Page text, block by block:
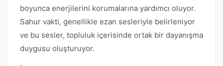
boyunca enerjilerini korumalarına yardımcı oluyor.
Sahur vakti, genellikle ezan sesleriyle belirleniyor
ve bu sesler, topluluk içerisinde ortak bir dayanışma
duygusu oluşturuyor.